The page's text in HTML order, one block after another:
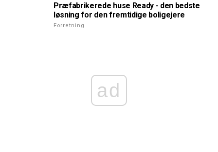
Præfabrikerede huse Ready - den bedste
løsning for den fremtidige boligejere
Forretning
ad